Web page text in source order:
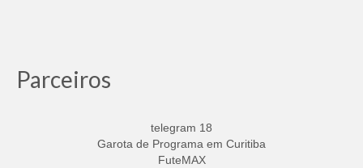
Parceiros
telegram 18
Garota de Programa em Curitiba
FuteMAX